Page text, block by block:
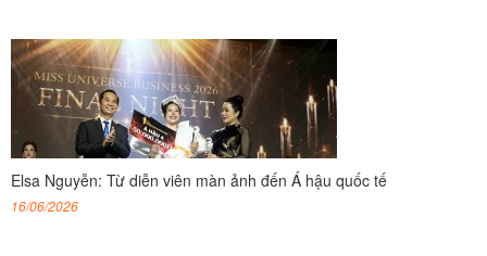
Elsa Nguyễn: Từ diễn viên màn ảnh đến Á hậu quốc tế
16/06/2026